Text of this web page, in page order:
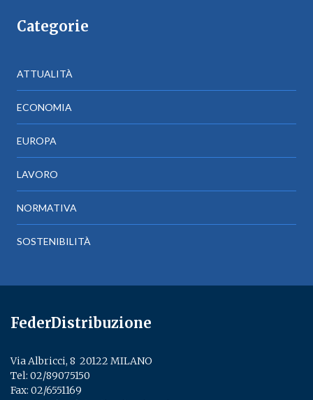
Categorie
ATTUALITÀ
ECONOMIA
EUROPA
LAVORO
NORMATIVA
SOSTENIBILITÀ
FederDistribuzione
Via Albricci, 8 ­ 20122 MILANO
Tel: 02/89075150
Fax: 02/6551169